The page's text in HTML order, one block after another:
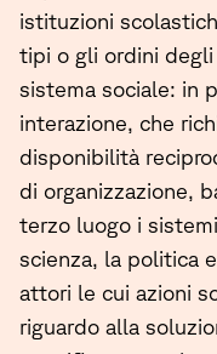
istituzioni
tipi o gli ordini
sistema sociale: in
interazione, che
disponibilità
di organizzazione,
terzo luogo i
scienza, la politica
attori le cui azioni
riguardo alla